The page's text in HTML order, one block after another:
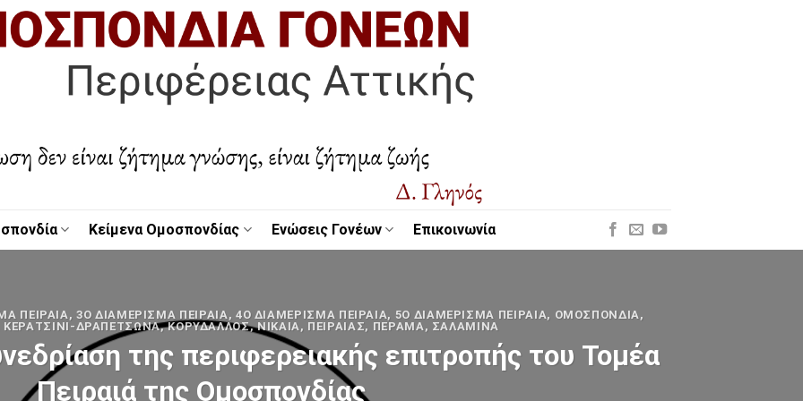
Κείμενα Ομοσπονδίας Ενώσεις Γονέων Επικοινωνία
ΠΕΙΡΑΙΆ,3Ο ΔΙΑΜΈΡΙΣΜΑ ΠΕΙΡΑΙΆ, 4Ο ΔΙΑΜΈΡΙΣΜΑ ΠΕΙΡΑΙΆ, 5Ο ΔΙΑΜΈΡΙΣΜΑ ΠΕΙΡΑΙΆ, OΜΟΣΠΟΝΔΊΑ,
ΚΕΡΑΤΣΊΝΙ-ΔΡΑΠΕΤΣΏΝΑ,ΚΟΡΥΔΑΛΛΌΣ,ΝΊΚΑΙΑ, ΠΕΙΡΑΙΆΣ, ΠΈΡΑΜΑ, ΣΑΛΑΜΊΝΑ
της περιφερειακής επιτροπής του Τομέα
Πειραιά της Ομοσπονδίας